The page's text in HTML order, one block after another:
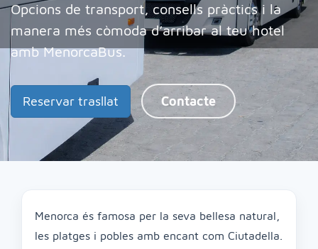
Opcions de transport, consells pràctics i la
manera més còmoda d’arribar al teu hotel
amb MenorcaBus.
Reservar trasllat Contacte
Menorca és famosa per la seva bellesa natural,
les platges i pobles amb encant com Ciutadella.